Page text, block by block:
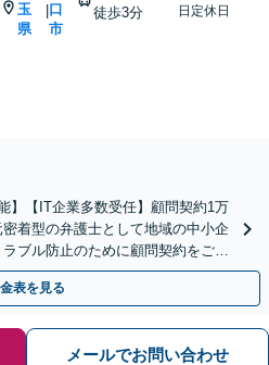
玉
県
|口
市
徒歩3分
日定休日
】【IT企業多数受任】顧問契約1万
着型の弁護士として地域の中小企
ブル防止のために顧問契約をご検
問経験あり。
表を見る
メールでお問い合わせ